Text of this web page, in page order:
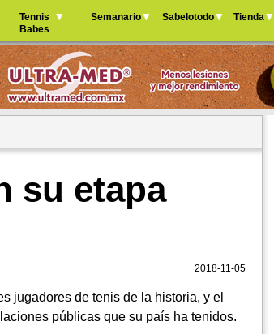
Jump to navigation
Tennis
Babes
Semanario Sabelotodo Tienda
su etapa
2018-11-05
jugadores de tenis de la historia, y el
públicas que su país ha tenidos.